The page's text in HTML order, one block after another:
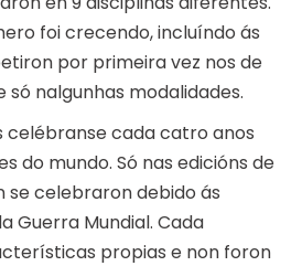
foi crecendo, incluíndo ás
por primeira vez nos de
só nalgunhas modalidades.
celébranse cada catro anos
do mundo. Só nas edicións de
se celebraron debido ás
Guerra Mundial. Cada
propias e non foron